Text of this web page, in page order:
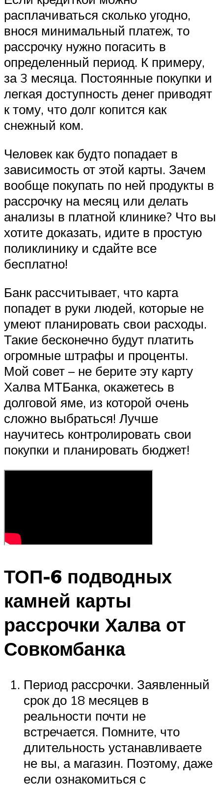
расплачиваться сколько угодно,
внося минимальный платеж, то
рассрочку нужно погасить в
определенный период. К примеру,
за 3 месяца. Постоянные покупки и
легкая доступность денег приводят
к тому, что долг копится как
снежный ком.
Человек как будто попадает в
зависимость от этой карты. Зачем
вообще покупать по ней продукты в
рассрочку на месяц или делать
анализы в платной клинике? Что вы
хотите доказать, идите в простую
поликлинику и сдайте все
бесплатно!
Банк рассчитывает, что карта
попадет в руки людей, которые не
умеют планировать свои расходы.
Такие бесконечно будут платить
огромные штрафы и проценты.
Мой совет – не берите эту карту
Халва МТБанка, окажетесь в
долговой яме, из которой очень
сложно выбраться! Лучше
научитесь контролировать свои
покупки и планировать бюджет!
ТОП-6 подводных
камней карты
рассрочки Халва от
Совкомбанка
Период рассрочки. Заявленный
срок до 18 месяцев в
реальности почти не
встречается. Помните, что
длительность устанавливаете
не вы, а магазин. Поэтому, даже
если ознакомиться с